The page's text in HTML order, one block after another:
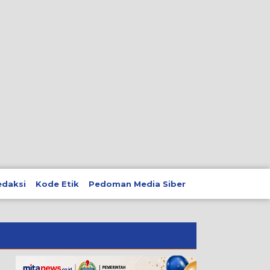
Kode Etik Pedoman Media Siber